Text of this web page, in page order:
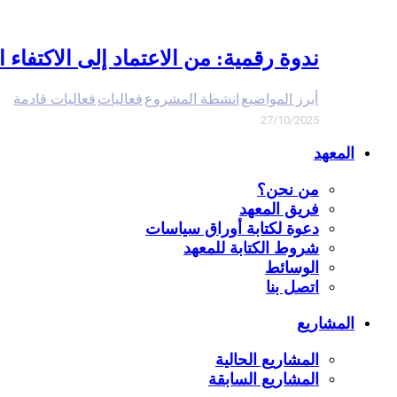
ندوة رقمية: من الاعتماد إلى
أبرز المواضيع انشطة المشروع فعاليات فعاليات قادمة
27/10/2025
المعهد
من نحن؟
فريق المعهد
دعوة لكتابة أوراق سياسات
شروط الكتابة للمعهد
الوسائط
اتصل بنا
المشاريع
المشاريع الحالية
المشاريع السابقة